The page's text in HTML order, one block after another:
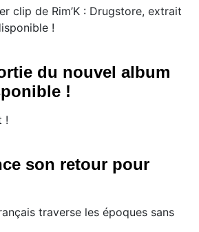
clip de Rim’K : Drugstore, extrait
!
du nouvel album
!
!
son retour pour
traverse les époques sans